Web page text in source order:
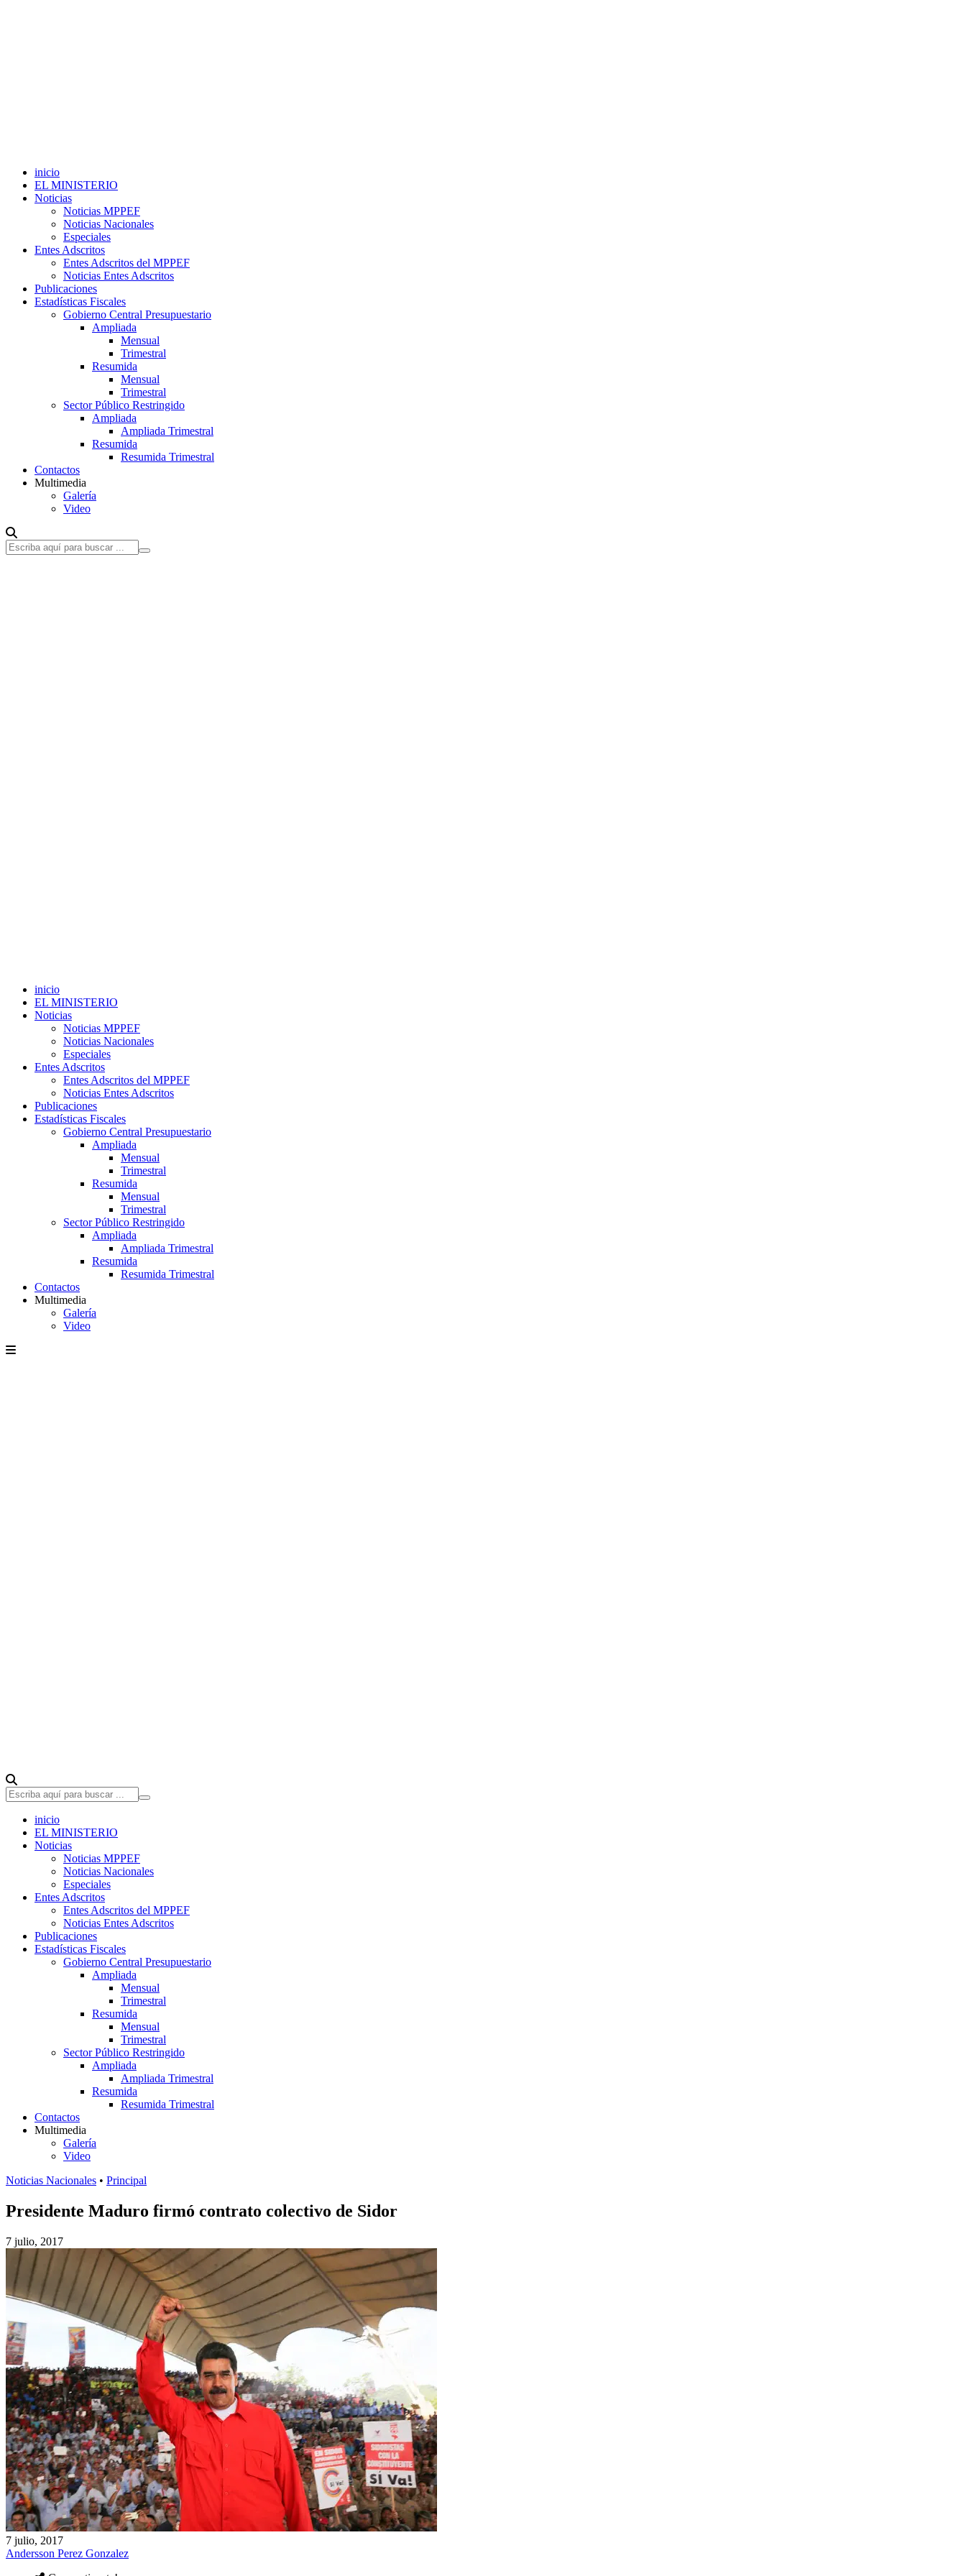
inicio
EL MINISTERIO
Noticias
Noticias MPPEF
Noticias Nacionales
Especiales
Entes Adscritos
Entes Adscritos del MPPEF
Noticias Entes Adscritos
Publicaciones
Estadísticas Fiscales
Gobierno Central Presupuestario
Ampliada
Mensual
Trimestral
Resumida
Mensual
Trimestral
Sector Público Restringido
Ampliada
Ampliada Trimestral
Resumida
Resumida Trimestral
Contactos
Multimedia
Galería
Video
inicio
EL MINISTERIO
Noticias
Noticias MPPEF
Noticias Nacionales
Especiales
Entes Adscritos
Entes Adscritos del MPPEF
Noticias Entes Adscritos
Publicaciones
Estadísticas Fiscales
Gobierno Central Presupuestario
Ampliada
Mensual
Trimestral
Resumida
Mensual
Trimestral
Sector Público Restringido
Ampliada
Ampliada Trimestral
Resumida
Resumida Trimestral
Contactos
Multimedia
Galería
Video
inicio
EL MINISTERIO
Noticias
Noticias MPPEF
Noticias Nacionales
Especiales
Entes Adscritos
Entes Adscritos del MPPEF
Noticias Entes Adscritos
Publicaciones
Estadísticas Fiscales
Gobierno Central Presupuestario
Ampliada
Mensual
Trimestral
Resumida
Mensual
Trimestral
Sector Público Restringido
Ampliada
Ampliada Trimestral
Resumida
Resumida Trimestral
Contactos
Multimedia
Galería
Video
Noticias Nacionales • Principal
Presidente Maduro firmó contrato colectivo de Sidor
7 julio, 2017
7 julio, 2017
Andersson Perez Gonzalez